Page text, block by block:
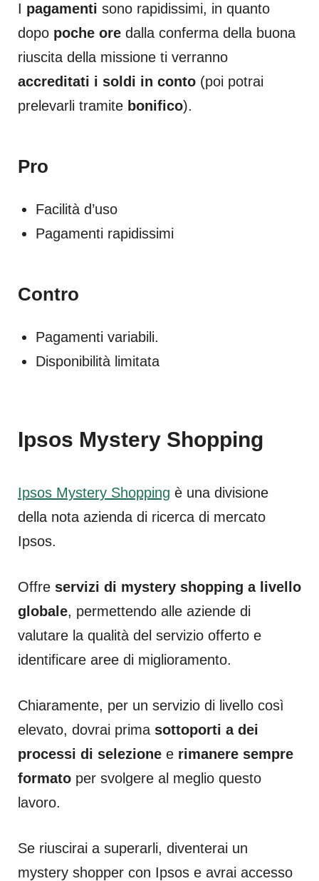
I pagamenti sono rapidissimi, in quanto
dopo poche ore dalla conferma della buona
riuscita della missione ti verranno
accreditati i soldi in conto (poi potrai
prelevarli tramite bonifico).
Pro
Facilità d’uso
Pagamenti rapidissimi
Contro
Pagamenti variabili.
Disponibilità limitata
Ipsos Mystery Shopping
Ipsos Mystery Shopping è una divisione
della nota azienda di ricerca di mercato
Ipsos.
Offre servizi di mystery shopping a livello
globale, permettendo alle aziende di
valutare la qualità del servizio offerto e
identificare aree di miglioramento.
Chiaramente, per un servizio di livello così
elevato, dovrai prima sottoporti a dei
processi di selezione e rimanere sempre
formato per svolgere al meglio questo
lavoro.
Se riuscirai a superarli, diventerai un
mystery shopper con Ipsos e avrai accesso